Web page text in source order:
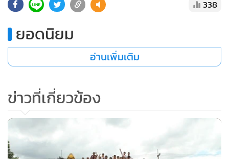
338
ยอดนิยม
อ่านเพิ่มเติม
ข่าวที่เกี่ยวข้อง